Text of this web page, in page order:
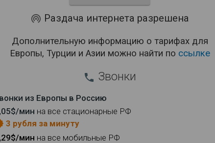
wifi_tethering Раздача интернета разрешена
Дополнительную информацию о тарифах для
Европы, Турции и Азии можно найти по ссылке
phone Звонки
из Европы в Россию
мин на все стационарные РФ
3 рубля за минуту
мин на все мобильные РФ